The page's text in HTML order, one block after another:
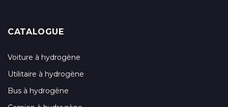
CATALOGUE
Voiture à hydrogène
Utilitaire à hydrogène
Bus à hydrogène